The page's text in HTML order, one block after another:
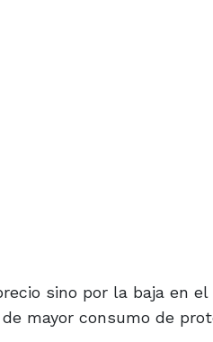
sino por la baja en el
mayor consumo de